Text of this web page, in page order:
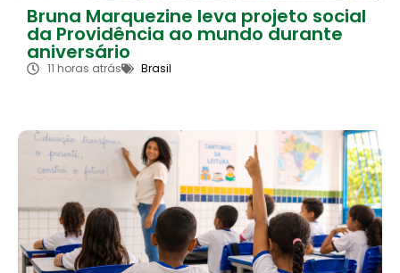
Bruna Marquezine leva projeto social
da Providência ao mundo durante
aniversário
11 horas atrás Brasil